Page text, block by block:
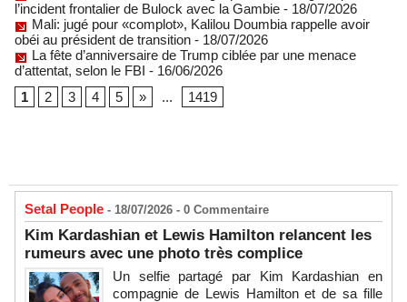
l’incident frontalier de Bulock avec la Gambie - 18/07/2026
Mali: jugé pour «complot», Kalilou Doumbia rappelle avoir
obéi au président de transition - 18/07/2026
La fête d’anniversaire de Trump ciblée par une menace
d’attentat, selon le FBI - 16/06/2026
1
2 3 4 5 » ... 1419
Setal People - 18/07/2026 - 0 Commentaire
Kim Kardashian et Lewis Hamilton relancent les
rumeurs avec une photo très complice
Un selfie partagé par Kim Kardashian en
compagnie de Lewis Hamilton et de sa fille